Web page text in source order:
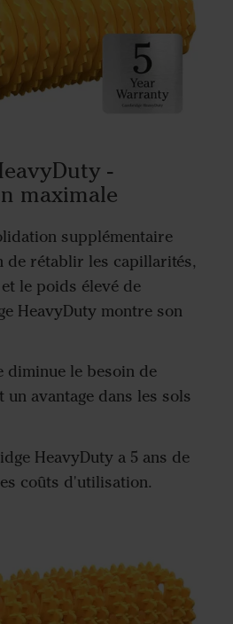
-
maximale
supplémentaire
de rétablir les capillarités,
le poids élevé de
HeavyDuty montre son
diminue le besoin de
avantage dans les sols
HeavyDuty a 5 ans de
coûts d'utilisation.